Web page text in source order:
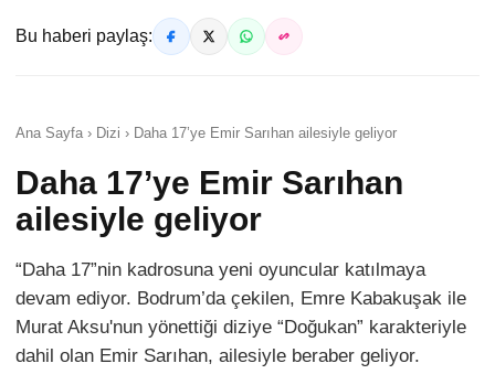
Bu haberi paylaş:
Ana Sayfa › Dizi › Daha 17’ye Emir Sarıhan ailesiyle geliyor
Daha 17’ye Emir Sarıhan
ailesiyle geliyor
“Daha 17”nin kadrosuna yeni oyuncular katılmaya
devam ediyor. Bodrum’da çekilen, Emre Kabakuşak ile
Murat Aksu'nun yönettiği diziye “Doğukan” karakteriyle
dahil olan Emir Sarıhan, ailesiyle beraber geliyor.